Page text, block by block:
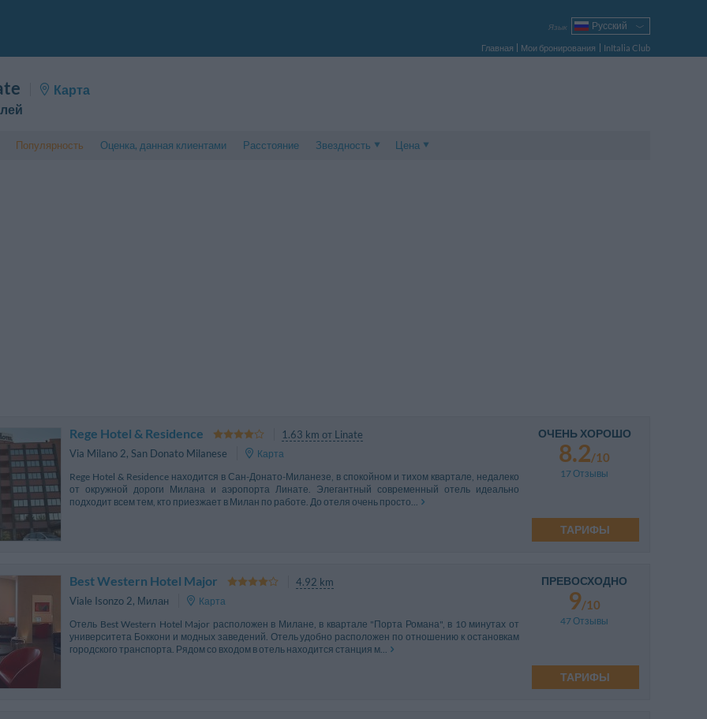
Язык
Русский
Italiano
English
Главная Мои бронирования
InItalia Club
Карта
Популярность Оценка, данная клиентами Расстояние
Звездность
Цена
Rege Hotel & Residence
1.63 km от Linate
Via Milano 2, San Donato Milanese
Карта
Rege Hotel & Residence находится в Сан-Донато-Миланезе, в спокойном и тихом квартале, недалеко
от окружной дороги Милана и аэропорта Линате. Элегантный современный отель идеально
подходит всем тем, кто приезжает в Милан по работе. До отеля очень просто...
ОЧЕНЬ ХОРОШО
8.2/10
17 Отзывы
ТАРИФЫ
Best Western Hotel Major
4.92 km
Viale Isonzo 2, Милан
Карта
Отель Best Western Hotel Major расположен в Милане, в квартале "Порта Романа", в 10 минутах от
университета Боккони и модных заведений. Отель удобно расположен по отношению к остановкам
городского транспорта. Рядом со входом в отель находится станция м...
ПРЕВОСХОДНО
9/10
47 Отзывы
ТАРИФЫ